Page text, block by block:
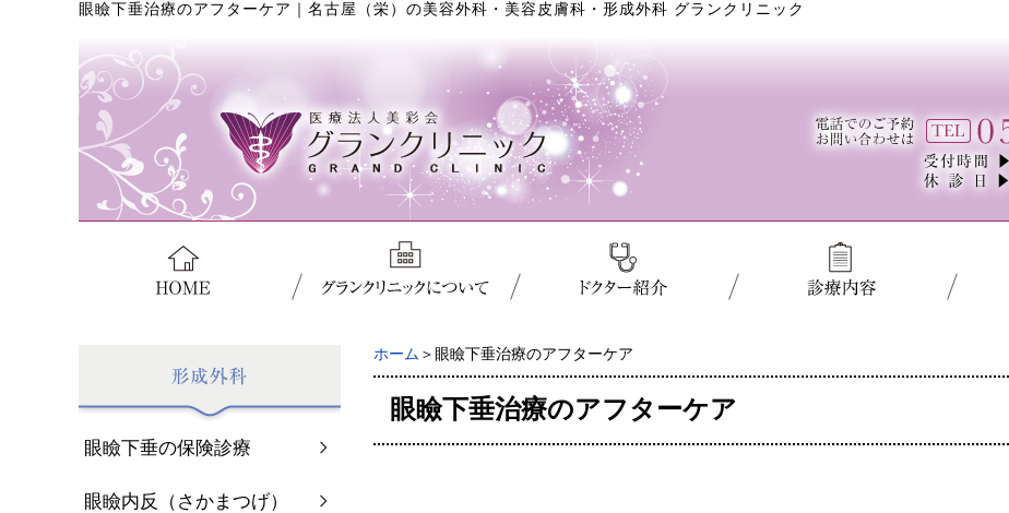
眼瞼下垂治療のアフターケア 名古屋（栄）の美容外科・美容皮膚科・形成外科 グランクリニック
ホーム ＞眼瞼下垂治療のアフターケア
眼瞼下垂治療のアフターケア
眼瞼下垂の保険診療
眼瞼内反（さかまつげ）